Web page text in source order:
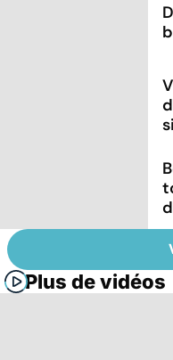
Plus de vidéos